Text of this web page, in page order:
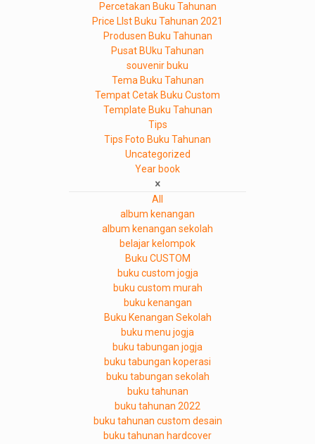
Percetakan Buku Tahunan
Price LIst Buku Tahunan 2021
Produsen Buku Tahunan
Pusat BUku Tahunan
souvenir buku
Tema Buku Tahunan
Tempat Cetak Buku Custom
Template Buku Tahunan
Tips
Tips Foto Buku Tahunan
Uncategorized
Year book
All
album kenangan
album kenangan sekolah
belajar kelompok
Buku CUSTOM
buku custom jogja
buku custom murah
buku kenangan
Buku Kenangan Sekolah
buku menu jogja
buku tabungan jogja
buku tabungan koperasi
buku tabungan sekolah
buku tahunan
buku tahunan 2022
buku tahunan custom desain
buku tahunan hardcover